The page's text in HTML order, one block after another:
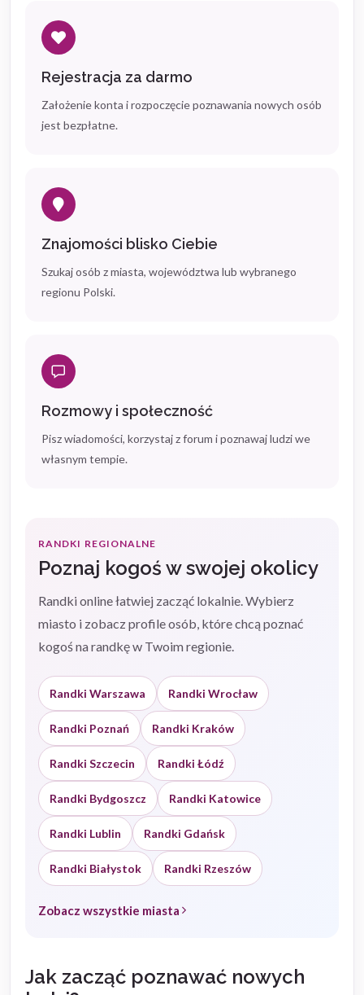
Rejestracja za darmo
Założenie konta i rozpoczęcie poznawania nowych osób
jest bezpłatne.
Znajomości blisko Ciebie
Szukaj osób z miasta, województwa lub wybranego
regionu Polski.
Rozmowy i społeczność
Pisz wiadomości, korzystaj z forum i poznawaj ludzi we
własnym tempie.
RANDKI REGIONALNE
Poznaj kogoś w swojej okolicy
Randki online łatwiej zacząć lokalnie. Wybierz
miasto i zobacz profile osób, które chcą poznać
kogoś na randkę w Twoim regionie.
Randki Warszawa Randki Wrocław
Randki Poznań Randki Kraków
Randki Szczecin Randki Łódź
Randki Bydgoszcz Randki Katowice
Randki Lublin Randki Gdańsk
Randki Białystok Randki Rzeszów
Zobacz wszystkie miasta
Jak zacząć poznawać nowych